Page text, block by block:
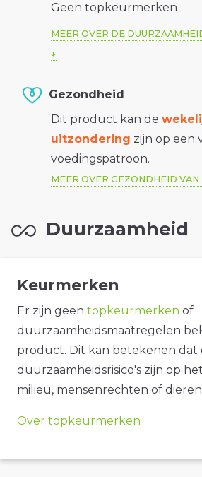
Geen topkeurmerken
MEER OVER DE
Gezondheid
Dit product kan de
uitzondering zijn op een
voedingspatroon.
MEER OVER GEZONDHEID
Duurzaamheid
Keurmerken
Er zijn geen topkeurmerken of
duurzaamheidsmaatregelen
product. Dit kan betekenen dat
duurzaamheidsrisico's zijn op
milieu, mensenrechten of
Over topkeurmerken